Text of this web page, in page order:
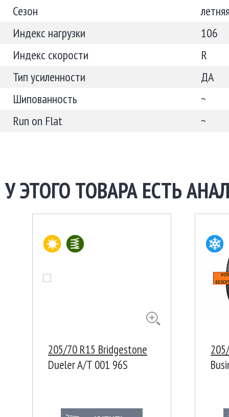
Сезон
Индекс нагрузки
106
Индекс скорости
R
Тип усиленности
ДА
Шипованность
~
Run on Flat
~
У ЭТОГО ТОВАРА ЕСТЬ
205/70 R15 Bridgestone
Dueler A/T 001 96S